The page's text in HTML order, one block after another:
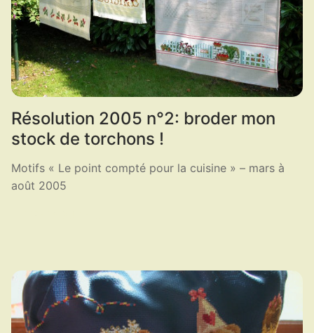
Résolution 2005 n°2: broder mon
stock de torchons !
Motifs « Le point compté pour la cuisine » – mars à
août 2005